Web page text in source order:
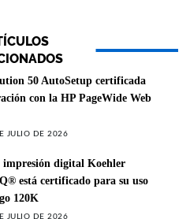
50 AutoSetup certificada
con la HP PageWide Web
JULIO DE 2026
impresión digital Koehler
está certificado para su uso
120K
JULIO DE 2026